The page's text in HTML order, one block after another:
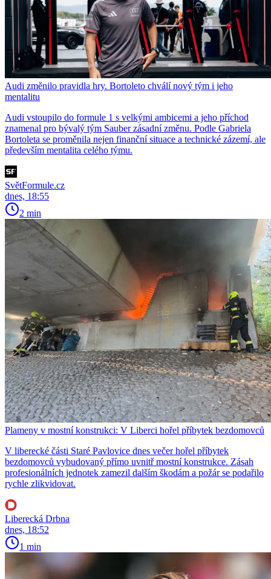
Audi změnilo pravidla hry. Bortoleto chválí nový tým i jeho
mentalitu
Audi vstoupilo do formule 1 s velkými ambicemi a jeho příchod
znamenal pro bývalý tým Sauber zásadní změnu. Podle Gabriela
Bortoleta se proměnila nejen finanční situace a technické zázemí, ale
především mentalita celého týmu.
SvětFormule.cz
dnes, 18:55
2 min
Plameny v mostní konstrukci: V Liberci hořel příbytek bezdomovců
V liberecké části Staré Pavlovice dnes večer hořel příbytek
bezdomovců vybudovaný přímo uvnitř mostní konstrukce. Zásah
profesionálních jednotek zamezil dalším škodám a požár se podařilo
rychle zlikvidovat.
Liberecká Drbna
dnes, 18:52
1 min